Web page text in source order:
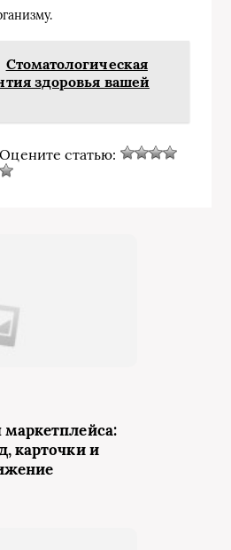
Стоматологическая
здоровья вашей
Оцените статью:
карточки и